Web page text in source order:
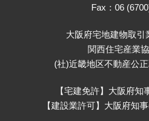
Fax：06
大阪府宅地建物取引
関西住宅産業
(社)近畿地区不動産公
【宅建免許】大阪府知
【建設業許可】大阪府知